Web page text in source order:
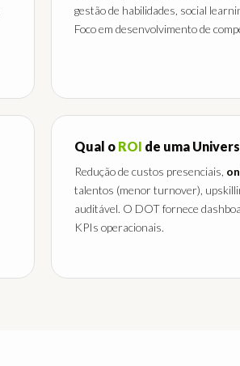
gestão de habilidades, social
Foco em desenvolvimento de
Qual o ROI de uma
Redução de custos presenciais,
talentos (menor turnover),
auditável. O DOT fornece
KPIs operacionais.